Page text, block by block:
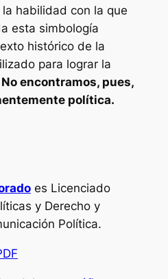
habilidad con la que
esta simbología
histórico de la
para lograr la
No encontramos, pues,
política.
es Licenciado
y Derecho y
Política.